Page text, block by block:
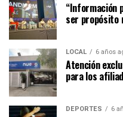
“Información
ser propósito
LOCAL 6 años
Atención
para los
DEPORTES 6